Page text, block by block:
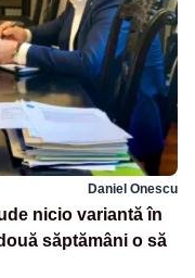
Daniel Onescu
nicio variantă în
săptămâni o să